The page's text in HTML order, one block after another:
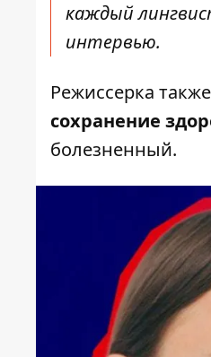
каждый
интервью.
Режиссерка
сохранение
болезненный.